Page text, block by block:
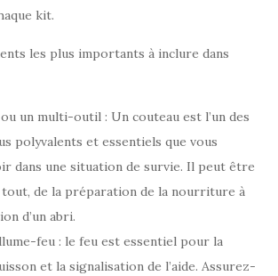
kit.
les plus importants à inclure dans
un multi-outil : Un couteau est l’un des
polyvalents et essentiels que vous
dans une situation de survie. Il peut être
de la préparation de la nourriture à
d’un abri.
feu : le feu est essentiel pour la
et la signalisation de l’aide. Assurez-